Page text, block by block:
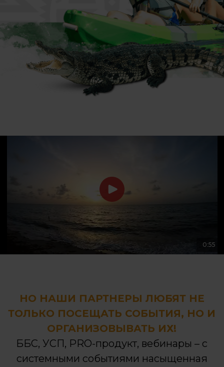
0:55
НО НАШИ ПАРТНЕРЫ ЛЮБЯТ НЕ
ТОЛЬКО ПОСЕЩАТЬ СОБЫТИЯ, НО И
ОРГАНИЗОВЫВАТЬ ИХ!
ББС, УСП, PRO-продукт, вебинары – c
системными событиями насыщенная